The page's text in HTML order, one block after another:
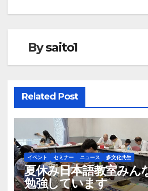
k
ビ
ー
ョ
ン
Bysaito1
Related Post
イベント セミナー ニュース 多文化共生
夏休み日本語教室みん
勉強しています